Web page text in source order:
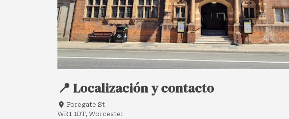
📍 Localización y contacto
Foregate St
WR1 1DT, Worcester